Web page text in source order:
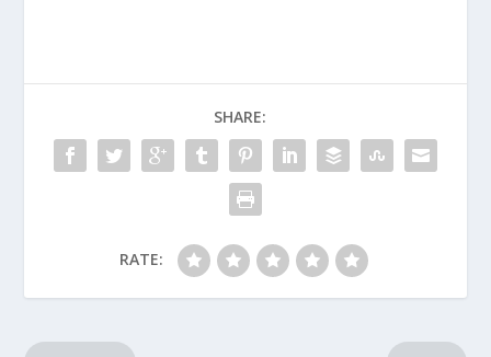
SHARE:
RATE: